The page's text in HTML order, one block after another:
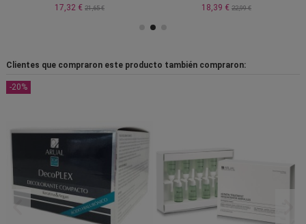
17,32 € 21,65 € 18,39 € 22,99 €
Clientes que compraron este producto también compraron:
-20%